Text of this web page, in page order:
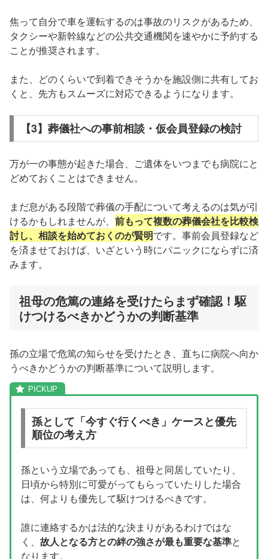
焦って自分で車を運転するのは事故のリスクがあるため、
タクシーや新幹線などの公共交通機関を速やかに予約する
ことが推奨されます。
また、どのくらいで到着できそうかを施設側に共有してお
くと、先方もスムーズに対応できるようになります。
【3】葬儀社への事前相談・仮会員登録の検討
万が一の事態が起きた場合、ご遺体をいつまでも病院にと
どめておくことはできません。
まだ息がある段階で葬儀の手配について考えるのは気が引
けるかもしれませんが、 前もって複数の葬儀会社を比較検
討し、相談を始めておくのが賢明です。事前会員登録など
を済ませておけば、いざという時にパニックにならずに済
みます。
祖母の危篤の連絡を受けたらまず確認！駆
けつけるべきかどうかの判断基準
孫の立場で危篤の知らせを受けたとき、直ちに病院へ向か
うべきかどうかの判断基準について説明します。
孫として「今すぐ行くべき」ケースと優先
順位の考え方
孫という立場であっても、祖母と同居していたり、
日頃から特別に可愛がってもらっていたりした場合
は、何よりも優先して駆けつけるべきです。
誰に連絡するかは法的な決まりがあるわけではな
く、 故人となる方との絆の強さが最も重要な基準と
なります。